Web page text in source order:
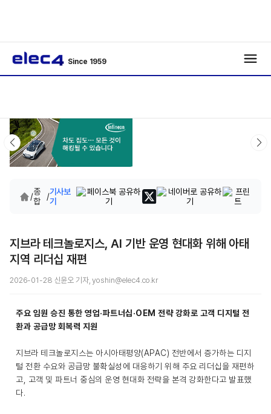
Since 1959
/종
합
/기사보
기
지브라 테크놀로지스, AI 기반 운영 현대화 위해 아태
지역 리더십 재편
2026-01-28 신윤오 기자, yoshin@elec4.co.kr
주요 임원 승진 통한 영업·파트너십·OEM 전략 강화로 고객 디지털 전
환과 공급망 회복력 지원
지브라 테크놀로지스는 아시아태평양(APAC) 전반에서 증가하는 디지
털 전환 수요와 공급망 불확실성에 대응하기 위해 주요 리더십을 재편하
고, 고객 및 파트너 중심의 운영 현대화 전략을 본격 강화한다고 발표했
다.